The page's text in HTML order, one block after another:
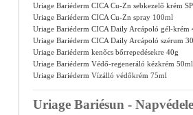
Uriage Bariéderm CICA Cu-Zn sebkezelő krém
Uriage Bariéderm CICA Cu-Zn spray 100ml
Uriage Bariéderm CICA Daily Arcápoló gél-krém
Uriage Bariéderm CICA Daily Arcápoló szérum
Uriage Bariéderm kenőcs bőrrepedésekre 40g
Uriage Bariéderm Védő-regeneráló kézkrém 50ml
Uriage Bariéderm Vízálló védőkrém 75ml
Uriage Bariésun -